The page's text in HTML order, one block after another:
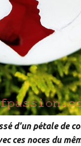
d'un pétale de
ces noces du